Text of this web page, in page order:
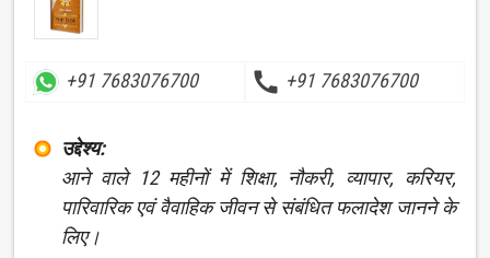
+91 7683076700 call +91 7683076700
उद्देश्य:
आने वाले 12 महीनों में शिक्षा, नौकरी, व्यापार, करियर,
पारिवारिक एवं वैवाहिक जीवन से संबंधित फलादेश जानने के
लिए।